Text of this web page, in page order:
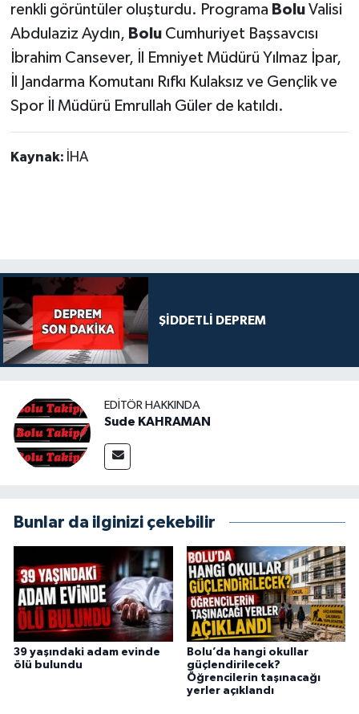
renkli görüntüler oluşturdu. Programa BoluValisi
Abdulaziz Aydın, BoluCumhuriyet Başsavcısı
İbrahim Cansever, İl Emniyet Müdürü Yılmaz İpar,
İl Jandarma Komutanı Rıfkı Kulaksız ve Gençlik ve
Spor İl Müdürü Emrullah Güler de katıldı.
Kaynak: İHA
ŞİDDETLİ DEPREM
EDITÖR HAKKINDA
Sude KAHRAMAN
Bunlar da ilginizi çekebilir
39 yaşındaki adam evinde
ölü bulundu
Bolu’da hangi okullar
güçlendirilecek?
Öğrencilerin taşınacağı
yerler açıklandı